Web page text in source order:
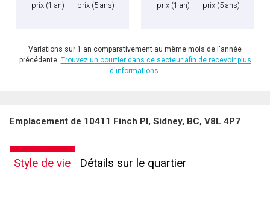
prix (1 an)
prix (5 ans)
prix (1 an)
prix (5 ans)
Variations sur 1 an comparativement au même mois de l'année
précédente. Trouvez un courtier dans ce secteur afin de recevoir plus
d'informations.
Emplacement de 10411 Finch Pl, Sidney, BC, V8L 4P7
Style de vie Détails sur le quartier